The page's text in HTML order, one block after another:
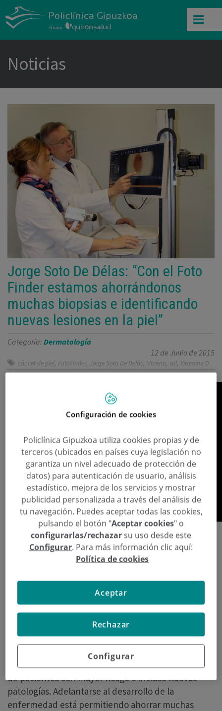
Noticias
Jorge Soto De Délas: “Con el Foto
Finder estamos ahorrándonos
muchas biopsias e identificando
nuevas lesiones en la piel”
Categoría: Dermatología
12 de Junio de 2015
cáncer de piel, FotoFinder, Jorge Soto De Delás, Moreno, sol, Vitamina D
Detectar el cáncer de piel de manera anticipada es
hoy posible gracias a la tecnología del Foto Finder,
Policlínica Gipuzkoa desde hace un año, y que está
permitiendo diagnosticar de manera precoz casos
de cáncer de piel. El doctor Jorge Soto De Délas,
dermatólogo de Policlínica Gipuzkoa, explica las
ventajas, “es un instrumento muy útil porque nos
permite completar la exploración clínica y analizar
los daños”, y añade, “vamos identificando grupos
de pacientes con mayor riesgo e incluso nuevas
patologías. Adelantarse al desarrollo de la
enfermedad está permitiendo ahorrar muchas
Configuración de cookies
Policlínica Gipuzkoa utiliza cookies propias y de
terceros (ubicados en países cuya legislación no
garantiza un nivel adecuado de protección de
datos) para autenticación de usuario, análisis
estadístico, mejora de los servicios y mostrar
publicidad personalizada a través del análisis de
tu navegación. Puedes aceptar todas las cookies,
pulsando el botón "Aceptar cookies" o
configurarlas/rechazar su uso desde este
Configurar. Para más información clic aquí:
Política de cookies
Configurar
Rechazar
Aceptar